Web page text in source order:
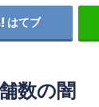
はてブ
数の闇